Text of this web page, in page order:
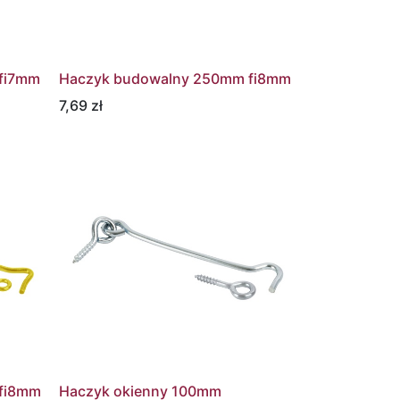
Haczyk budowalny 250mm fi8mm
7,69 zł
Haczyk okienny 100mm